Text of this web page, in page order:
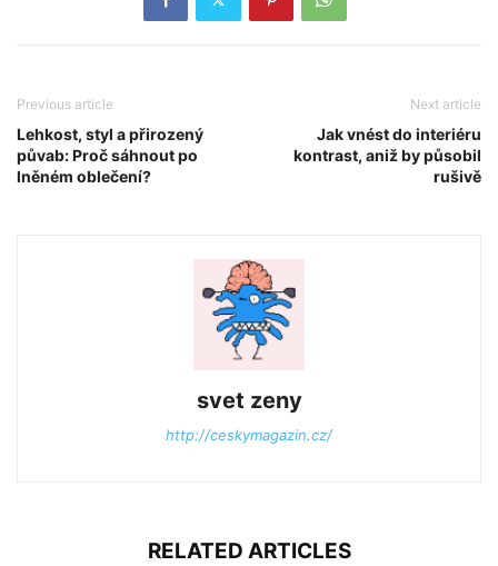
Previous article
Lehkost, styl a přirozený
půvab: Proč sáhnout po
lněném oblečení?
Next article
Jak vnést do interiéru
kontrast, aniž by působil
rušivě
svet zeny
http://ceskymagazin.cz/
RELATED ARTICLES